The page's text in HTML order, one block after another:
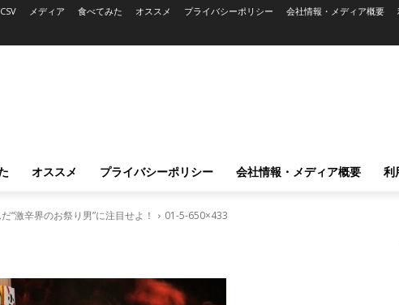
メディア 食べてみた オススメ プライバシーポリシー 会社情報・メディア概要
オススメ プライバシーポリシー 会社情報・メディア概要 利
“激辛界のお祭り男”に注目せよ！ 01-5-650×433